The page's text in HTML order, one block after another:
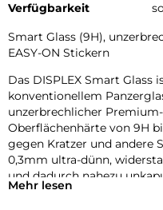
Verfügbarkeit
Smart Glass (9H),
EASY-ON Stickern
Das DISPLEX Smart Glass
konventionellem
unzerbrechlicher
Oberflächenhärte von 9H
gegen Kratzer und andere
0,3mm ultra-dünn,
und dadurch nahezu
wird mit modernster
Mehr lesen